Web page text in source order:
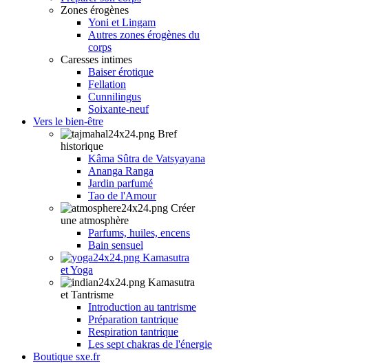
Zones érogènes
Yoni et Lingam
Autres zones érogènes du
corps
Caresses intimes
Baiser érotique
Fellation
Cunnilingus
Soixante-neuf
Vers le bien-être
Bref
historique
Kâma Sûtra de Vatsyayana
Ananga Ranga
Jardin parfumé
Tao de l'Amour
Créer
une atmosphère
Parfums, huiles, encens
Bain sensuel
Kamasutra
et Yoga
Kamasutra
et Tantrisme
Introduction au tantrisme
Préparation tantrique
Respiration tantrique
Les sept chakras de l'énergie
Boutique sxe.fr